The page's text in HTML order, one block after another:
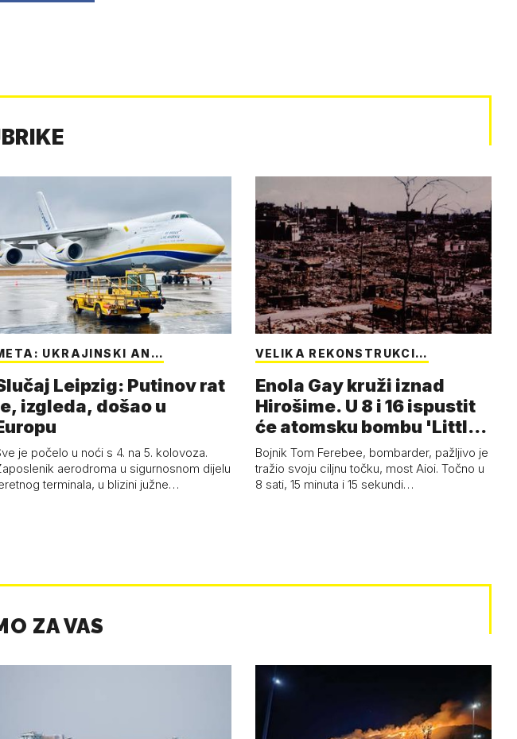
UKRAJINSKI AN…
Leipzig: Putinov rat
izgleda, došao u
je počelo u noći s 4. na 5. kolovoza.
aerodroma u sigurnosnom dijelu
terminala, u blizini južne…
VELIKA REKONSTRUKCI…
Enola Gay kruži iznad
Hirošime. U 8 i 16 ispustit
će atomsku bombu 'Little
Boy'
Bojnik Tom Ferebee, bombarder, pažljivo je
tražio svoju ciljnu točku, most Aioi. Točno u
8 sati, 15 minuta i 15 sekundi…